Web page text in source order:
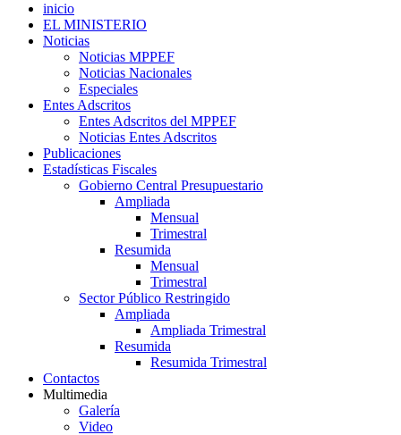
inicio
EL MINISTERIO
Noticias
Noticias MPPEF
Noticias Nacionales
Especiales
Entes Adscritos
Entes Adscritos del MPPEF
Noticias Entes Adscritos
Publicaciones
Estadísticas Fiscales
Gobierno Central Presupuestario
Ampliada
Mensual
Trimestral
Resumida
Mensual
Trimestral
Sector Público Restringido
Ampliada
Ampliada Trimestral
Resumida
Resumida Trimestral
Contactos
Multimedia
Galería
Video